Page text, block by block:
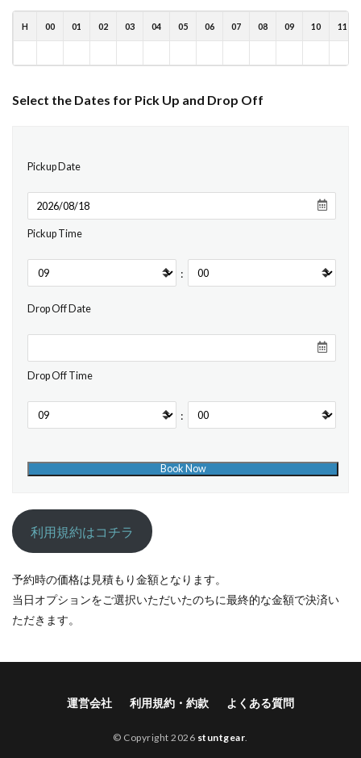
H 00 01 02 03 04 05 06 07 08 09 10 11
Select the Dates for Pick Up and Drop Off
Pickup Date
Pickup Time
:
Drop Off Date
Drop Off Time
:
利用規約はコチラ
予約時の価格は見積もり金額となります。
当日オプションをご選択いただいたのちに最終的な金額で決済い
ただきます。
運営会社 利用規約・約款 よくある質問
© Copyright 2026 stuntgear.